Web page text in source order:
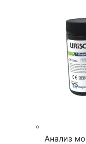
Анализ